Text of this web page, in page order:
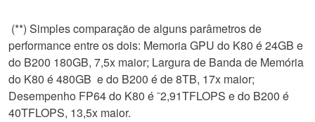
(**) Simples comparação de alguns parâmetros de
performance entre os dois: Memoria GPU do K80 é 24GB e
do B200 180GB, 7,5x maior; Largura de Banda de Memória
do K80 é 480GB e do B200 é de 8TB, 17x maior;
Desempenho FP64 do K80 é ˜2,91TFLOPS e do B200 é
40TFLOPS, 13,5x maior.